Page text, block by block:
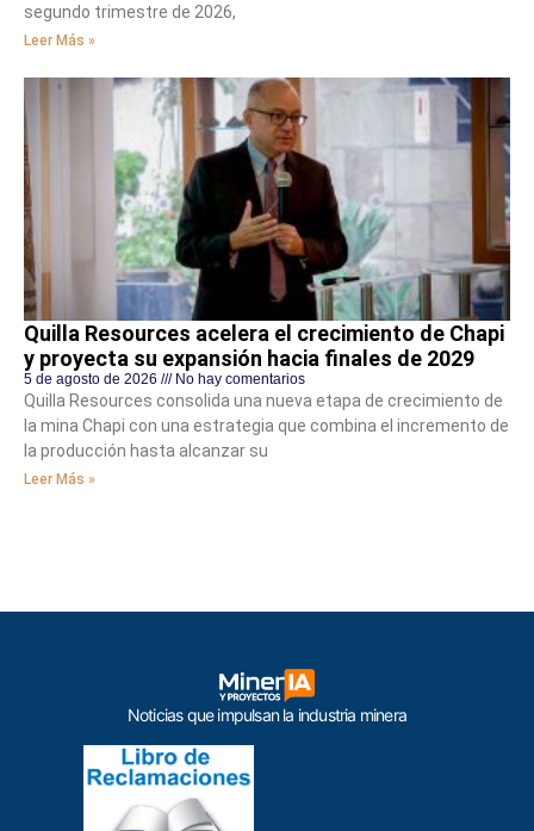
segundo trimestre de 2026,
Leer Más »
Quilla Resources acelera el crecimiento de Chapi
y proyecta su expansión hacia finales de 2029
5 de agosto de 2026 No hay comentarios
Quilla Resources consolida una nueva etapa de crecimiento de
la mina Chapi con una estrategia que combina el incremento de
la producción hasta alcanzar su
Leer Más »
Noticias que impulsan la industria minera